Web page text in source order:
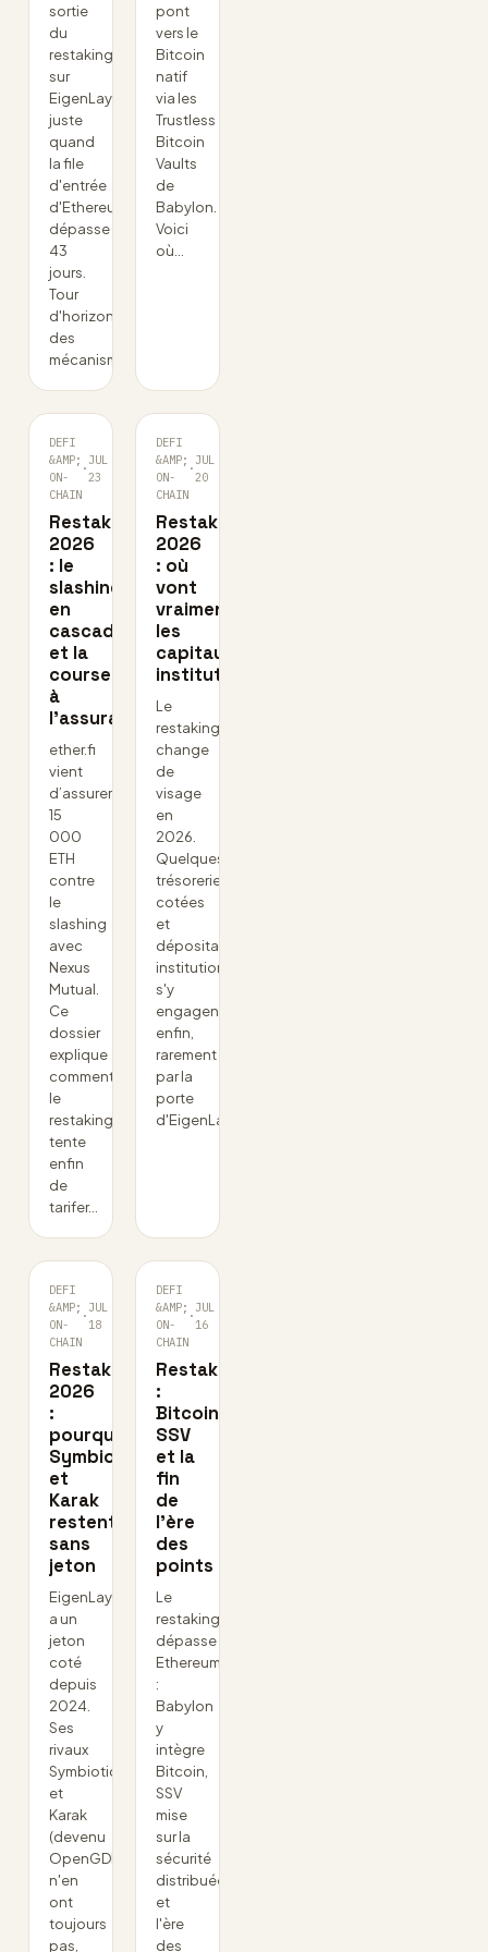
sortie
du
restaking
sur
EigenLayer,
juste
quand
la file
d'entrée
d'Ethereum
dépasse
43
jours.
Tour
d'horizon
des
mécanismes…
pont
vers le
Bitcoin
natif
via les
Trustless
Bitcoin
Vaults
de
Babylon.
Voici
où…
DEFI
&AMP;
ON-
CHAIN
·
JUL
23
Restaking
2026
: le
slashing
en
cascade
et la
course
à
l’assurance
ether.fi
vient
d’assurer
15
000
ETH
contre
le
slashing
avec
Nexus
Mutual.
Ce
dossier
explique
comment
le
restaking
tente
enfin
de
tarifer…
DEFI
&AMP;
ON-
CHAIN
·
JUL
20
Restaking
2026
: où
vont
vraiment
les
capitaux
institutionnels
Le
restaking
change
de
visage
en
2026.
Quelques
trésoreries
cotées
et
dépositaires
institutionnels
s'y
engagent
enfin,
rarement
par la
porte
d'EigenLayer.
DEFI
&AMP;
ON-
CHAIN
·
JUL
18
Restaking
2026
:
pourquoi
Symbiotic
et
Karak
restent
sans
jeton
EigenLayer
a un
jeton
coté
depuis
2024.
Ses
rivaux
Symbiotic
et
Karak
(devenu
OpenGDP)
n'en
ont
toujours
pas,
DEFI
&AMP;
ON-
CHAIN
·
JUL
16
Restaking
:
Bitcoin,
SSV
et la
fin
de
l’ère
des
points
Le
restaking
dépasse
Ethereum
:
Babylon
y
intègre
Bitcoin,
SSV
mise
sur la
sécurité
distribuée,
et
l'ère
des